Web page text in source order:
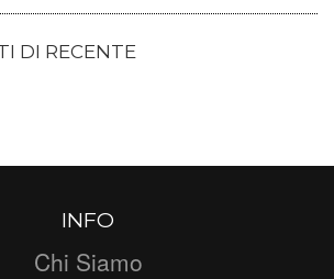
DI RECENTE
INFO
Chi Siamo